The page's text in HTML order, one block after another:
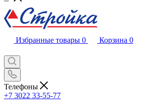
Избранные товары 0 Корзина 0
Телефоны
+7 3022 33-55-77